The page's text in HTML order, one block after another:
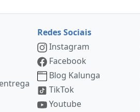
Redes Sociais
Instagram
Facebook
Blog Kalunga
TikTok
Youtube